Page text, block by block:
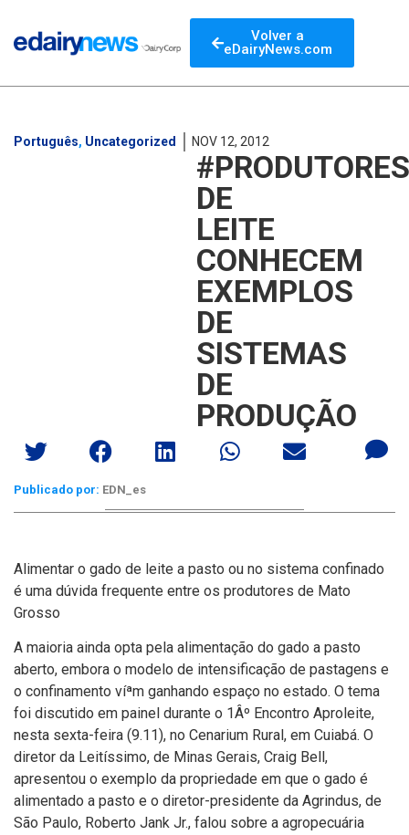
Volver a
eDairyNews.com
Português, Uncategorized NOV 12, 2012
#PRODUTORES
DE
LEITE
CONHECEM
EXEMPLOS
DE
SISTEMAS
DE
PRODUÇÃO
Publicado por: EDN_es
Alimentar o gado de leite a pasto ou no sistema confinado
é uma dúvida frequente entre os produtores de Mato
Grosso
A maioria ainda opta pela alimentação do gado a pasto
aberto, embora o modelo de intensificação de pastagens e
o confinamento víªm ganhando espaço no estado. O tema
foi discutido em painel durante o 1Âº Encontro Aproleite,
nesta sexta-feira (9.11), no Cenarium Rural, em Cuiabá. O
diretor da Leití­ssimo, de Minas Gerais, Craig Bell,
apresentou o exemplo da propriedade em que o gado é
alimentado a pasto e o diretor-presidente da Agrindus, de
São Paulo, Roberto Jank Jr., falou sobre a agropecuária